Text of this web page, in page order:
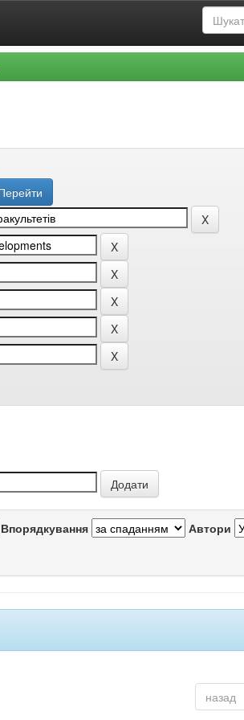
Впорядкування Автори
назад